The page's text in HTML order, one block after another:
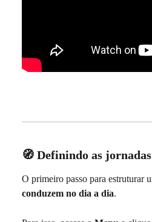
🧭 Definindo as
O primeiro passo para estruturar
conduzem no dia a dia.